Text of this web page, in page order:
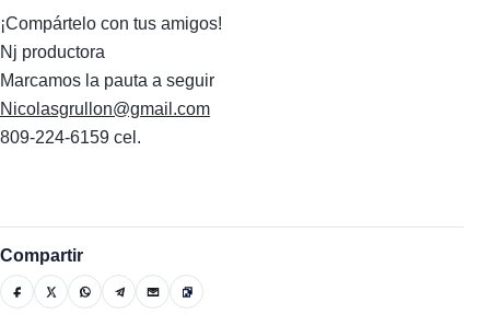
¡Compártelo con tus amigos!
Nj productora
Marcamos la pauta a seguir
Nicolasgrullon@gmail.com
809-224-6159 cel.
Compartir